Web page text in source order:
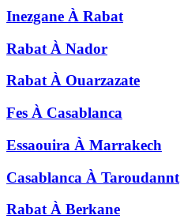
Inezgane À Rabat
Rabat À Nador
Rabat À Ouarzazate
Fes À Casablanca
Essaouira À Marrakech
Casablanca À Taroudannt
Rabat À Berkane